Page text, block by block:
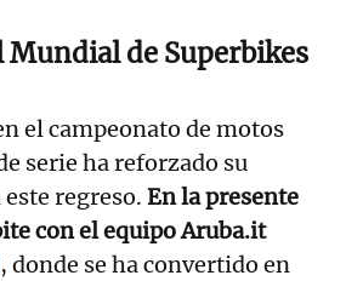
Mundial de Superbikes
el campeonato de motos
serie ha reforzado su
regreso. En la presente
con el equipo Aruba.it
, donde se ha convertido en